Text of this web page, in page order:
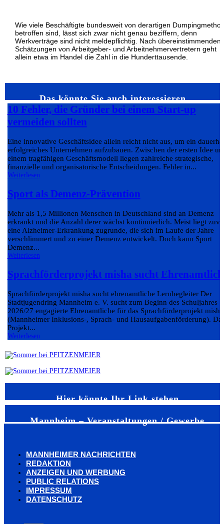
Wie viele Beschäftigte bundesweit von derartigen
betroffen sind, lässt sich zwar nicht genau beziffern, denn
Werkverträge sind nicht meldepflichtig. Nach übereinstimmenden
Schätzungen von Arbeitgeber- und Arbeitnehmervertretern geht
allein etwa im Handel die Zahl in die Hunderttausende.
Das könnte Sie auch interessieren…
10 Fehler, die Gründer bei einem Start-up
vermeiden sollten
Eine innovative Geschäftsidee allein reicht nicht aus, um ein
erfolgreiches Unternehmen aufzubauen. Zwischen der ersten Idee
einem tragfähigen Geschäftsmodell liegen zahlreiche strategische,
finanzielle und organisatorische Entscheidungen. Fehler in...
Weiterlesen
Sport als Demenz-Prävention
Mehr als 1,5 Millionen Menschen in Deutschland sind an Demenz
erkrankt und die Anzahl derer wächst kontinuierlich. Meist liegt
eine Alzheimer-Erkrankung zugrunde, die sich im Laufe der Jahre
verschlimmert und zu einer Demenz entwickelt. Doch kann Sport
Demenz...
Weiterlesen
Sprachförderprojekt misha sucht
Sprachförderprojekt misha sucht ehrenamtliche Lernbegleiter Der
Stadtjugendring Mannheim e. V. sucht zum Beginn des Schuljahres
2026/27 engagierte Ehrenamtliche für das Sprachförderprojekt misha
(Mannheimer Inklusions-, Sprach- und Hausaufgabenförderung).
Projekt...
Weiterlesen
Hier könnte Ihr Link stehen
Mannheim – Veranstaltungen / Gewerbe
MANNHEIMER NACHRICHTEN
REDAKTION
ANZEIGEN UND WERBUNG
PUBLIC RELATIONS
IMPRESSUM
DATENSCHUTZ